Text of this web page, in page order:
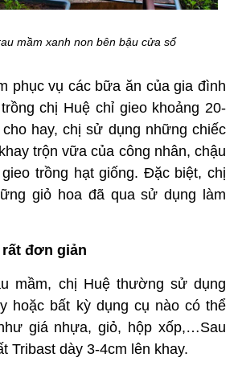
mầm xanh non bên bậu cửa sổ
phục vụ các bữa ăn của gia đình
chị Huệ chỉ gieo khoảng 20-
hay, chị sử dụng những chiếc
trộn vữa của công nhân, chậu
trồng hạt giống. Đặc biệt, chị
giỏ hoa đã qua sử dụng làm
đơn giản
mầm, chị Huệ thường sử dụng
hoặc bất kỳ dụng cụ nào có thể
giá nhựa, giỏ, hộp xốp,…Sau
Tribast dày 3-4cm lên khay.